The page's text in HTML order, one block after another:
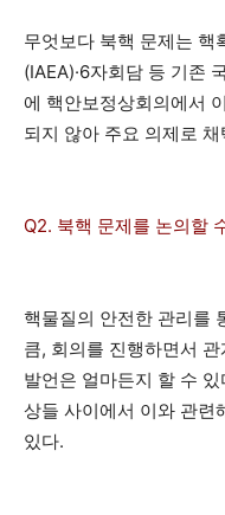
무엇보다 북핵 문제는 핵
(IAEA)·6자회담 등 기존
에 핵안보정상회의에서
되지 않아 주요 의제로
Q2. 북핵 문제를 논의할
핵물질의 안전한 관리를
큼, 회의를 진행하면서
발언은 얼마든지 할 수
상들 사이에서 이와 관련
있다.